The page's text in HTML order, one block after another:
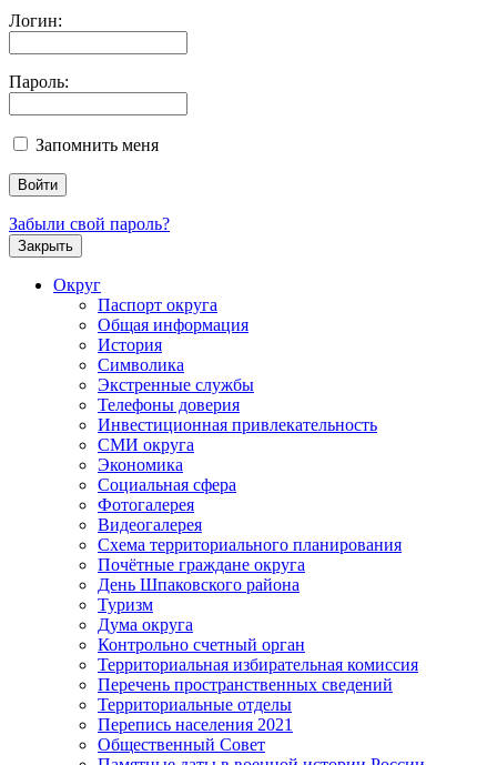
Логин:
Пароль:
Запомнить меня
Забыли свой пароль?
Закрыть
Округ
Паспорт округа
Общая информация
История
Символика
Экстренные службы
Телефоны доверия
Инвестиционная привлекательность
СМИ округа
Экономика
Социальная сфера
Фотогалерея
Видеогалерея
Схема территориального планирования
Почётные граждане округа
День Шпаковского района
Туризм
Дума округа
Контрольно счетный орган
Территориальная избирательная комиссия
Перечень пространственных сведений
Территориальные отделы
Перепись населения 2021
Общественный Совет